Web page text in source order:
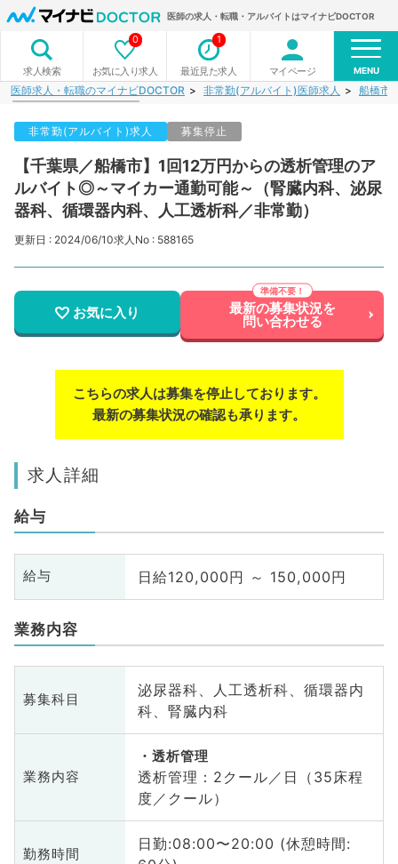
医師の求人・転職・アルバイトはマイナビDOCTOR
求人検索 お気に入り求人
0
最近見た求人
1
マイページ MENU
医師求人・転職のマイナビDOCTOR 非常勤(アルバイト)医師求人 船橋市
非常勤(アルバイト)求人 募集停止
【千葉県／船橋市】1回12万円からの透析管理のア
ルバイト◎～マイカー通勤可能～（腎臓内科、泌尿
器科、循環器内科、人工透析科／非常勤）
更新日 : 2024/06/10求人No : 588165
お気に入り 最新の募集状況を
問い合わせる
こちらの求人は募集を停止しております。
最新の募集状況の確認も承ります。
求人詳細
給与
給与 日給120,000円 ～ 150,000円
業務内容
募集科目
泌尿器科、人工透析科、循環器内
科、腎臓内科
業務内容
透析管理
透析管理：2クール／日（35床程
度／クール）
勤務時間
日勤:08:00〜20:00 (休憩時間: